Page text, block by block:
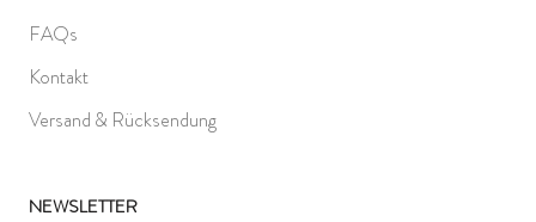
FAQs
Kontakt
Versand & Rücksendung
NEWSLETTER